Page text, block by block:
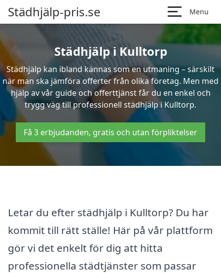
Städhjälp-pris.se Menu
Städhjälp i Kulltorp
Städhjälp kan ibland kännas som en utmaning – särskilt
när man ska jämföra offerter från olika företag. Men med
hjälp av vår guide och offerttjänst får du en enkel och
trygg väg till professionell städhjälp i Kulltorp.
Få 3 erbjudanden, gratis och utan förpliktelser
Letar du efter städhjälp i Kulltorp? Du har
kommit till rätt ställe! Här på vår plattform
gör vi det enkelt för dig att hitta
professionella städtjänster som passar